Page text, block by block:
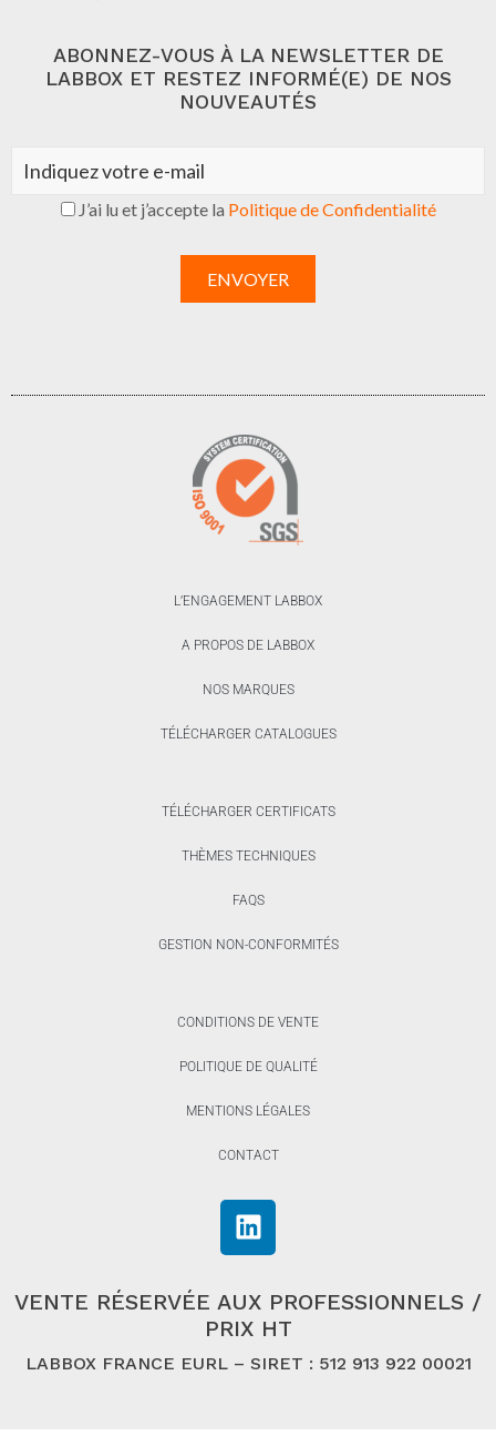
ABONNEZ-VOUS À LA NEWSLETTER DE
LABBOX ET RESTEZ INFORMÉ(E) DE NOS
NOUVEAUTÉS
J’ai lu et j’accepte la Politique de Confidentialité
L’ENGAGEMENT LABBOX
A PROPOS DE LABBOX
NOS MARQUES
TÉLÉCHARGER CATALOGUES
TÉLÉCHARGER CERTIFICATS
THÈMES TECHNIQUES
FAQS
GESTION NON-CONFORMITÉS
CONDITIONS DE VENTE
POLITIQUE DE QUALITÉ
MENTIONS LÉGALES
CONTACT
VENTE RÉSERVÉE AUX PROFESSIONNELS /
PRIX HT
LABBOX FRANCE EURL – SIRET : 512 913 922 00021